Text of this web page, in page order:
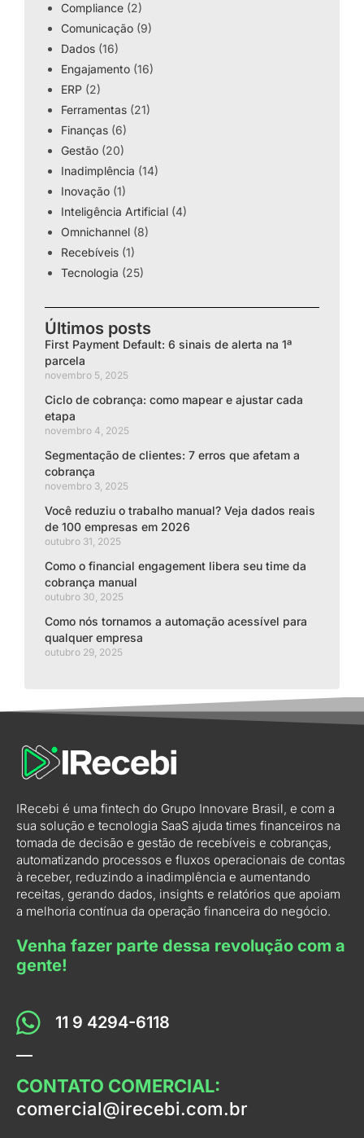
Compliance (2)
Comunicação (9)
Dados (16)
Engajamento (16)
ERP (2)
Ferramentas (21)
Finanças (6)
Gestão (20)
Inadimplência (14)
Inovação (1)
Inteligência Artificial (4)
Omnichannel (8)
Recebíveis (1)
Tecnologia (25)
Últimos posts
First Payment Default: 6 sinais de alerta na 1ª
parcela
novembro 5, 2025
Ciclo de cobrança: como mapear e ajustar cada
etapa
novembro 4, 2025
Segmentação de clientes: 7 erros que afetam a
cobrança
novembro 3, 2025
Você reduziu o trabalho manual? Veja dados reais
de 100 empresas em 2026
outubro 31, 2025
Como o financial engagement libera seu time da
cobrança manual
outubro 30, 2025
Como nós tornamos a automação acessível para
qualquer empresa
outubro 29, 2025
IRecebi é uma fintech do Grupo Innovare Brasil, e com a
sua solução e tecnologia SaaS ajuda times financeiros na
tomada de decisão e gestão de recebíveis e cobranças,
automatizando processos e fluxos operacionais de contas
à receber, reduzindo a inadimplência e aumentando
receitas, gerando dados, insights e relatórios que apoiam
a melhoria contínua da operação financeira do negócio.
Venha fazer parte dessa revolução com a
gente!
11 9 4294-6118
CONTATO COMERCIAL:
comercial@irecebi.com.br